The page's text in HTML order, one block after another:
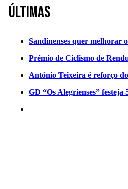
Últimas
Sandinenses quer melhorar
Prémio de Ciclismo de
António Teixeira é reforço
GD “Os Alegrienses” festeja